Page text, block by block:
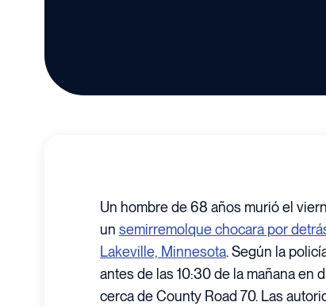
Un hombre de 68 años murió el
un semirremolque chocara por
Lakeville, Minnesota. Según la
antes de las 10:30 de la mañana en
cerca de County Road 70. Las